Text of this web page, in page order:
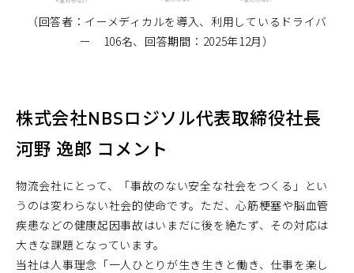
（回答者：イーメディカルを導入、利用しているドライバ
ー 106名、回答期間：2025年12月）
株式会社NBSロジソル代表取締役社長
河野 逸郎 コメント
物流会社にとって、「事故のない安全な社会をつくる」とい
うのは変わらない社会的使命です。ただ、心筋梗塞や脳血管
疾患などの健康起因事故はいまだに後を絶たず、その対応は
大きな課題となっています。
当社は人事理念「一人ひとりが生き生きと働き、仕事を楽し